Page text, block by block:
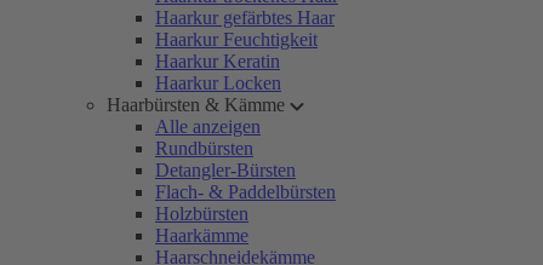
Haarkur gefärbtes Haar
Haarkur Feuchtigkeit
Haarkur Keratin
Haarkur Locken
Haarbürsten & Kämme
Alle anzeigen
Rundbürsten
Detangler-Bürsten
Flach- & Paddelbürsten
Holzbürsten
Haarkämme
Haarschneidekämme